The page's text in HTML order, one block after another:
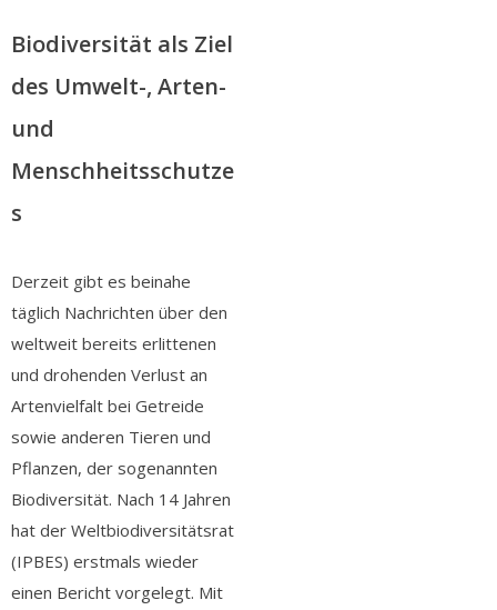
Biodiversität als Ziel
des Umwelt-, Arten-
und
Menschheitsschutze
s
Derzeit gibt es beinahe
täglich Nachrichten über den
weltweit bereits erlittenen
und drohenden Verlust an
Artenvielfalt bei Getreide
sowie anderen Tieren und
Pflanzen, der sogenannten
Biodiversität. Nach 14 Jahren
hat der Weltbiodiversitätsrat
(IPBES) erstmals wieder
einen Bericht vorgelegt. Mit